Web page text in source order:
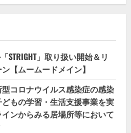
STRIGHT」取り扱い開始＆リ
【ムームードメイン】
型コロナウイルス感染症の感染
もの学習・生活支援事業を実
ンからみる居場所等において